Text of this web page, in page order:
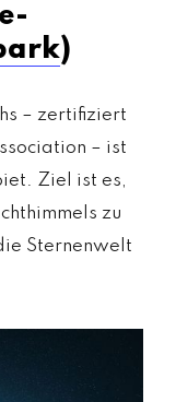
)
– zertifiziert
– ist
Ziel ist es,
zu
Sternenwelt